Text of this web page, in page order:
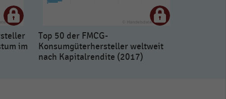
im
Top 50 der FMCG-
Konsumgüterhersteller weltweit
nach Kapitalrendite (2017)